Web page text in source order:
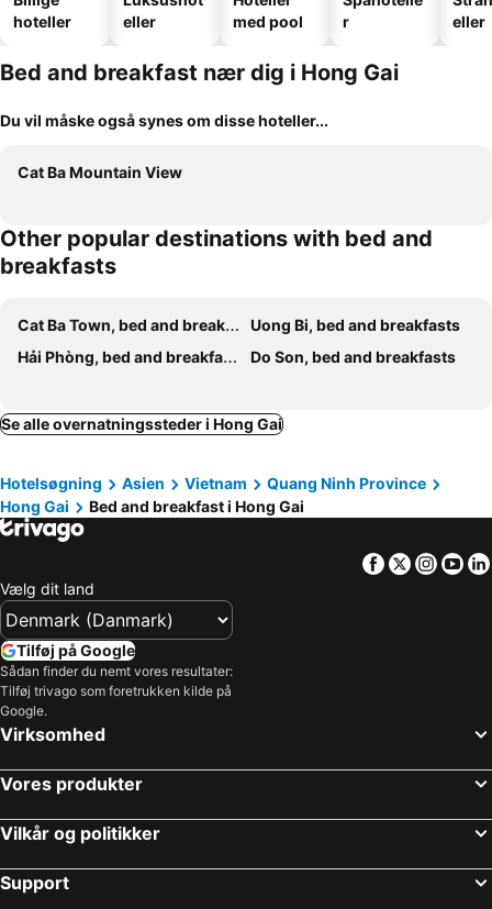
hoteller
eller
med pool
r
eller
Bed and breakfast nær dig i Hong Gai
Du vil måske også synes om disse hoteller...
Cat Ba Mountain View
Other popular destinations with bed and
breakfasts
Cat Ba Town, bed and breakfasts
Uong Bi, bed and breakfasts
Hải Phòng, bed and breakfasts
Do Son, bed and breakfasts
Se alle overnatningssteder i Hong Gai
Hotelsøgning Asien Vietnam
Quang Ninh Province
Hong Gai
Bed and breakfast i Hong Gai
Facebook
Twitter
Vælg dit land
Tilføj på Google
Sådan finder du nemt vores resultater:
Tilføj trivago som foretrukken kilde på
Google.
Virksomhed
Vores produkter
Vilkår og politikker
Support